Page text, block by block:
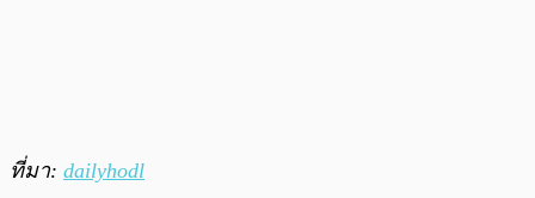
ที่มา: dailyhodl